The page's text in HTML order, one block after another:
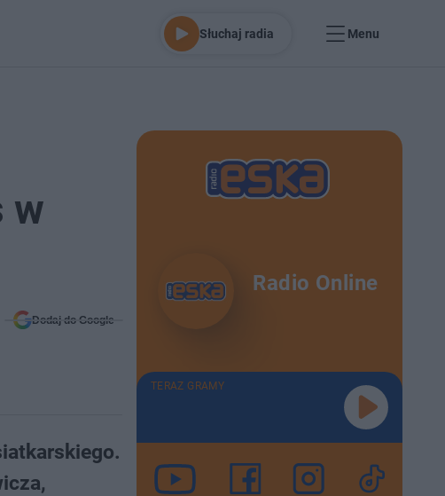
Słuchaj radia Menu
w
Dodaj do Google
Radio Online
TERAZ GRAMY